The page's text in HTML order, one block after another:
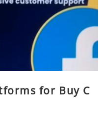
for Buy C